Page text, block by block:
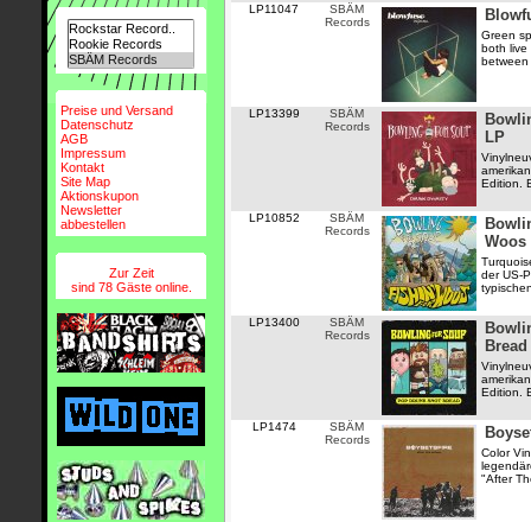
Preise und Versand
Datenschutz
AGB
Impressum
Kontakt
Site Map
Aktionskupon
Newsletter
abbestellen
Zur Zeit
sind 78 Gäste online.
LP11047
SBÄM
Records
Green
both
LP13399
SBÄM
Records
LP
Edition.
LP10852
SBÄM
Records
Woos
der US-
LP13400
SBÄM
Records
Edition.
LP1474
SBÄM
Records
Color
"After